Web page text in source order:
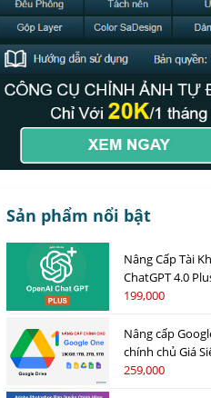
Sản phẩm nổi bật
Nâng Cấp Tài
ChatGPT 4.0
199,000
Nâng cấp
chính chủ Giá
259,000